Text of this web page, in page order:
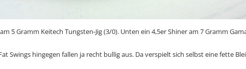
5 Gramm Keitech Tungsten-Jig (3/0). Unten ein 4,5er Shiner am 7 Gramm
Swings hingegen fallen ja recht bullig aus. Da verspielt sich selbst eine fette